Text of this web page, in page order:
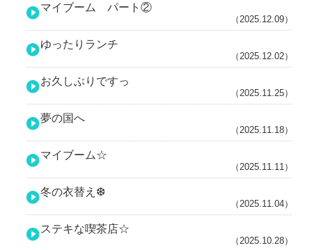
マイブーム パート②
（2025.12.09）
ゆったりランチ
（2025.12.02）
お久しぶりですっ
（2025.11.25）
夢の国へ
（2025.11.18）
マイブーム☆
（2025.11.11）
冬の衣替え❆
（2025.11.04）
ステキな喫茶店☆
（2025.10.28）